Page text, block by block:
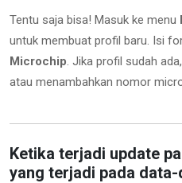
Tentu saja bisa! Masuk ke menu
untuk membuat profil baru. Isi
Microchip. Jika profil sudah
atau menambahkan nomor
Ketika terjadi update
yang terjadi pada data-